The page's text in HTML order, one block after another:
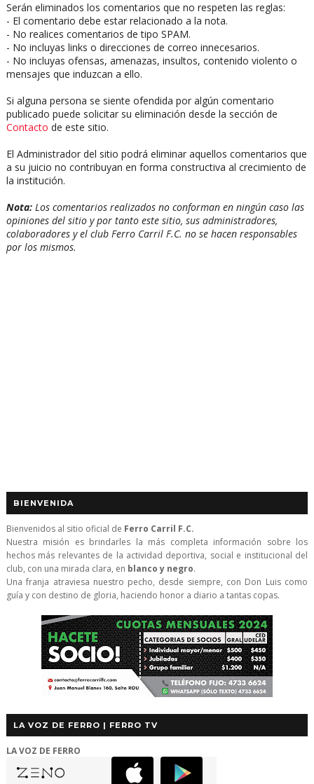
Serán eliminados los comentarios que no respeten las reglas:
- El comentario debe estar relacionado a la nota.
- No realices comentarios de tipo SPAM.
- No incluyas links o direcciones de correo innecesarios.
- No incluyas ofensas, amenazas, insultos, contenido violento o
mensajes que induzcan a ello.
Si alguna persona se siente ofendida por algún comentario
publicado puede solicitar su eliminación desde la sección de
Contacto de este sitio.
El Administrador del sitio podrá eliminar aquellos comentarios que
a su juicio no contribuyan en forma constructiva al crecimiento de
la institución.
Nota:Los comentarios realizados no conforman en ningún caso las
opiniones del sitio y por tanto este sitio, sus administradores,
colaboradores y el club Ferro Carril F.C. no se hacen responsables
por los mismos.
BIENVENIDA
Bienvenidos al sitio oficial de Ferro Carril F.C.
Nuestra misión es brindarles la más completa información sobre los
hechos más relevantes de la actividad deportiva, social e institucional del
club, con una mirada clara, en blanco y negro.
Una franja atraviesa nuestro pecho, desde siempre, con Don Luis como
guía y con destino de gloria, haciendo honor a diario a tantas copas.
LA VOZ DE FERRO | FERRO TV
LA VOZ DE FERRO